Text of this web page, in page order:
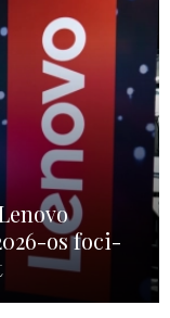
os foci-